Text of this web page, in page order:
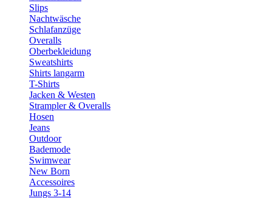
Slips
Nachtwäsche
Schlafanzüge
Overalls
Oberbekleidung
Sweatshirts
Shirts langarm
T-Shirts
Jacken & Westen
Strampler & Overalls
Hosen
Jeans
Outdoor
Bademode
Swimwear
New Born
Accessoires
Jungs 3-14